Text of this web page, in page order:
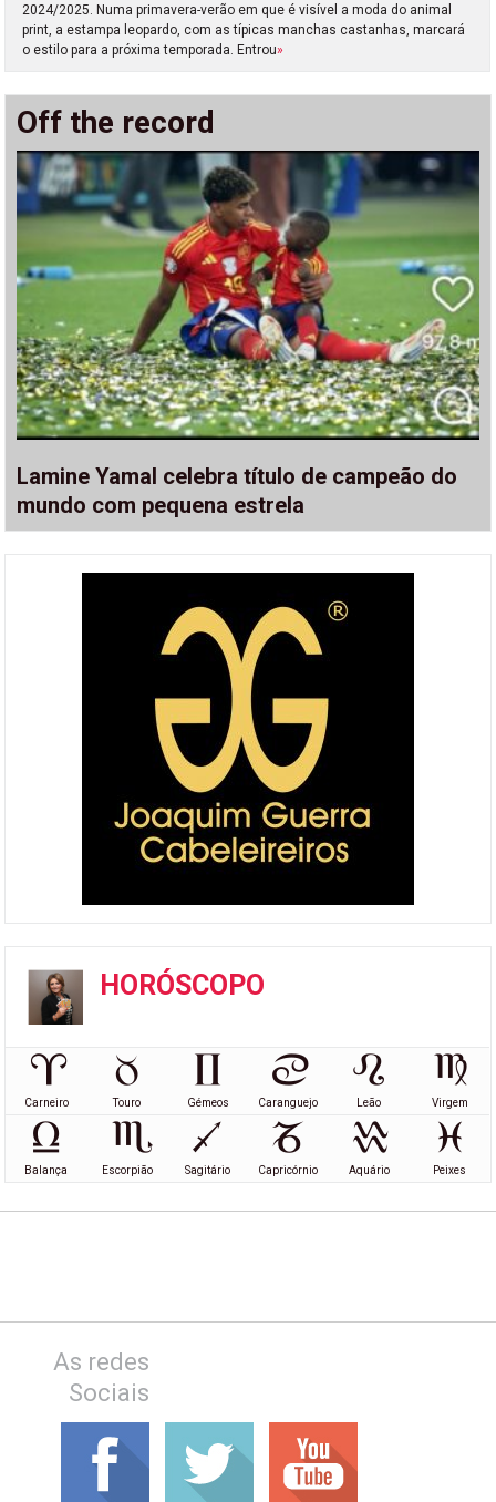
2024/2025. Numa primavera-verão em que é visível a moda do animal
print, a estampa leopardo, com as típicas manchas castanhas, marcará
o estilo para a próxima temporada. Entrou»
Off the record
Lamine Yamal celebra título de campeão do
mundo com pequena estrela
HORÓSCOPO
Carneiro Touro Gémeos Caranguejo Leão Virgem
Balança Escorpião Sagitário Capricórnio Aquário Peixes
As redes
Sociais